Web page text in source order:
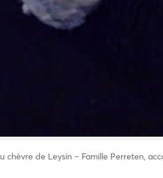
chèvre de Leysin – Famille Perreten,